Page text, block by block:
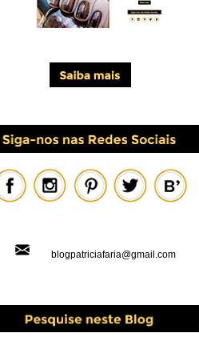
blogpatriciafaria@gmail.com